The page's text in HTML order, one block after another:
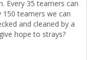
Every 35 teamers can
teamers we can
and cleaned by a
hope to strays?